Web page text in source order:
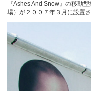
『Ashes And Snow』の移動
場）が２００７年３月に設置さ